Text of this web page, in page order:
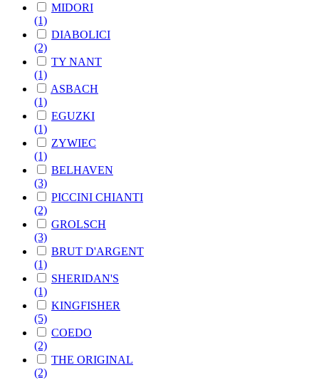
MIDORI
(1)
DIABOLICI
(2)
TY NANT
(1)
ASBACH
(1)
EGUZKI
(1)
ZYWIEC
(1)
BELHAVEN
(3)
PICCINI CHIANTI
(2)
GROLSCH
(3)
BRUT D'ARGENT
(1)
SHERIDAN'S
(1)
KINGFISHER
(5)
COEDO
(2)
THE ORIGINAL
(2)